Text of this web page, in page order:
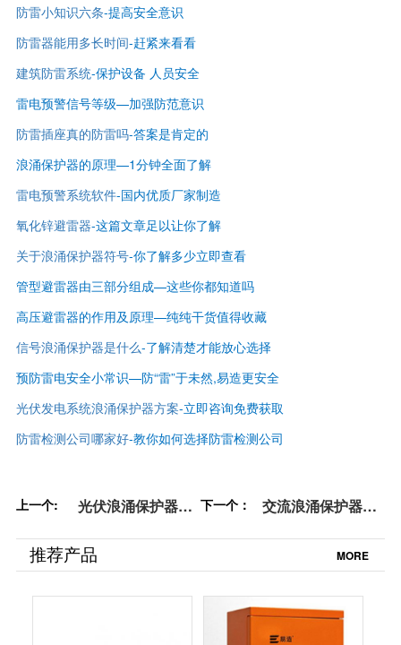
防雷小知识六条-提高安全意识
防雷器能用多长时间-赶紧来看看
建筑防雷系统-保护设备 人员安全
雷电预警信号等级—加强防范意识
防雷插座真的防雷吗-答案是肯定的
浪涌保护器的原理—1分钟全面了解
雷电预警系统软件-国内优质厂家制造
氧化锌避雷器-这篇文章足以让你了解
关于浪涌保护器符号-你了解多少立即查看
管型避雷器由三部分组成—这些你都知道吗
高压避雷器的作用及原理—纯纯干货值得收藏
信号浪涌保护器是什么-了解清楚才能放心选择
预防雷电安全小常识—防“雷”于未然,易造更安全
光伏发电系统浪涌保护器方案-立即咨询免费获取
防雷检测公司哪家好-教你如何选择防雷检测公司
上一个:
光伏浪涌保护器为
看看就明白了【杭
州易造】
下一个：
交流浪涌保护器选
推荐产品 MORE